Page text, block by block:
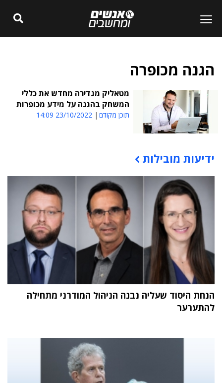
הגנה מכופרה
מטאליק מגדירה מחדש את כללי
המשחק בהגנה על מידע מכופרות
תוכן מקודם 23/10/2022 14:09
תוכן פרסומי
ידיעות מובילות
הנחת היסוד שעליה נבנה הניהול המודרני מתחילה
להתערער